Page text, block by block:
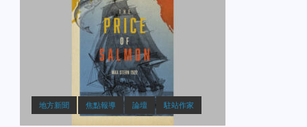
地方新聞 焦點報導 論壇 駐站作家